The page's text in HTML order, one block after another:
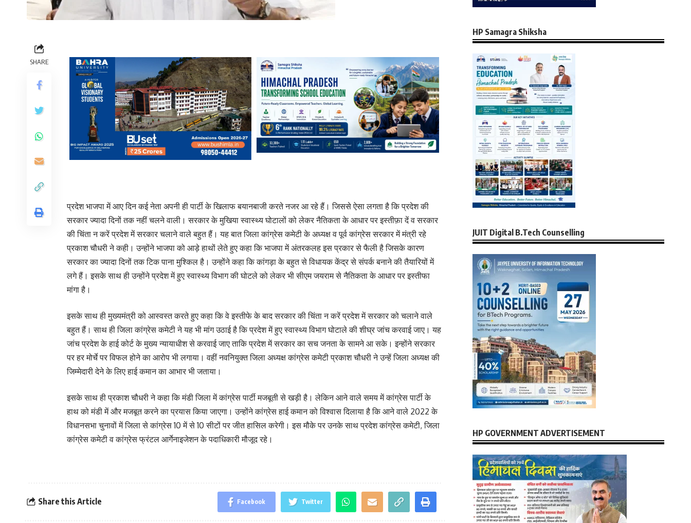
SHARE
प्रदेश भाजपा में आए दिन कई नेता अपनी ही पार्टी के खिलाफ बयानबाजी करते नजर आ रहे हैं। जिससे ऐसा लगता है कि प्रदेश की
सरकार ज्यादा दिनों तक नहीं चलने वाली। सरकार के मुखिया स्वास्थ्य घोटालों को लेकर नैतिकता के आधार पर इस्तीफ़ा दें व सरकार
की चिंता न करें प्रदेश में सरकार चलाने वाले बहुत हैं। यह बात जिला कांग्रेस कमेटी के अध्यक्ष व पूर्व कांग्रेस सरकार में मंत्री रहे
प्रकाश चौधरी ने कही। उन्होंने भाजपा को आड़े हाथों लेते हुए कहा कि भाजपा में अंतरकलह इस प्रकार से फैली है जिसके कारण
सरकार का ज्यादा दिनों तक टिक पाना मुश्किल है। उन्होंने कहा कि कांगड़ा के बहुत से विधायक केंद्र से संपर्क बनाने की तैयारियों में
लगे हैं। इसके साथ ही उन्होंने प्रदेश में हुए स्वास्थ्य विभाग की घोटले को लेकर भी सीएम जयराम से नैतिकता के आधार पर इस्तीफा
मांगा है।
इसके साथ ही मुख्यमंत्री को आस्वस्त करते हुए कहा कि वे इस्तीफे के बाद सरकार की चिंता न करें प्रदेश में सरकार को चलाने वाले
बहुत हैं। साथ ही जिला कांग्रेस कमेटी ने यह भी मांग उठाई है कि प्रदेश में हुए स्वास्थ्य विभाग घोटाले की शीघ्र जांच करवाई जाए। यह
जांच प्रदेश के हाई कोर्ट के मुख्य न्यायाधीश से करवाई जाए ताकि प्रदेश में सरकार का सच जनता के सामने आ सके। इन्होंने सरकार
पर हर मोर्चे पर विफल होने का आरोप भी लगाया। वहीं नवनियुक्त जिला अध्यक्ष कांग्रेस कमेटी प्रकाश चौधरी ने उन्हें जिला अध्यक्ष की
जिम्मेदारी देने के लिए हाई कमान का आभार भी जताया।
इसके साथ ही प्रकाश चौधरी ने कहा कि मंडी जिला में कांग्रेस पार्टी मजबूती से खड़ी है। लेकिन आने वाले समय में कांग्रेस पार्टी के
हाथ को मंडी में और मजबूत करने का प्रयास किया जाएगा। उन्होंने कांग्रेस हाई कमान को विश्वास दिलाया है कि आने वाले 2022 के
विधानसभा चुनावों में जिला से कांग्रेस 10 में से 10 सीटों पर जीत हासिल करेगी। इस मौके पर उनके साथ प्रदेश कांग्रेस कमेटी, जिला
कांग्रेस कमेटी व कांग्रेस फ्रंटल आर्गेनाइजेशन के पदाधिकारी मौजूद रहे।
Share this Article Facebook Twitter
HP Samagra Shiksha
JUIT Digital B.Tech Counselling
HP GOVERNMENT ADVERTISEMENT